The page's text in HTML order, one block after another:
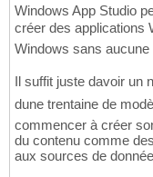
Windows App Studio
créer des applications
Windows sans
Il suffit juste davoir
dune trentaine de
commencer à créer
du contenu comme
aux sources de